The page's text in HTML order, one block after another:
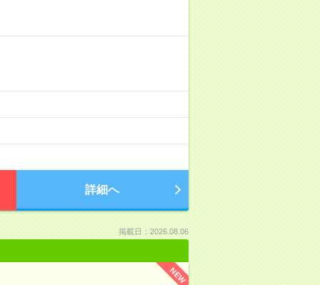
詳細へ
掲載日：2026.08.06
NEW